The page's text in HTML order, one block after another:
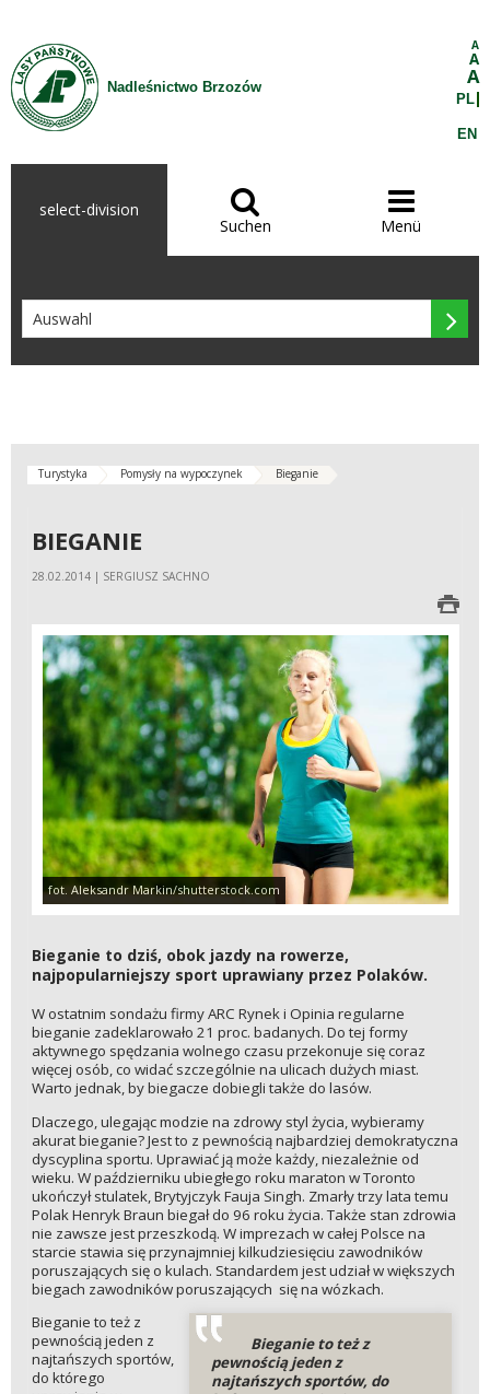
Nadleśnictwo Brzozów
A
A
A
PL
EN
select-division 
Suchen

Menü

Turystyka Pomysły na wypoczynek Bieganie
BIEGANIE
28.02.2014 | SERGIUSZ SACHNO
fot. Aleksandr Markin/shutterstock.com
Bieganie to dziś, obok jazdy na rowerze,
najpopularniejszy sport uprawiany przez Polaków.
W ostatnim sondażu firmy ARC Rynek i Opinia regularne
bieganie zadeklarowało 21 proc. badanych. Do tej formy
aktywnego spędzania wolnego czasu przekonuje się coraz
więcej osób, co widać szczególnie na ulicach dużych miast.
Warto jednak, by biegacze dobiegli także do lasów.
Dlaczego, ulegając modzie na zdrowy styl życia, wybieramy
akurat bieganie? Jest to z pewnością najbardziej demokratyczna
dyscyplina sportu. Uprawiać ją może każdy, niezależnie od
wieku. W październiku ubiegłego roku maraton w Toronto
ukończył stulatek, Brytyjczyk Fauja Singh. Zmarły trzy lata temu
Polak Henryk Braun biegał do 96 roku życia. Także stan zdrowia
nie zawsze jest przeszkodą. W imprezach w całej Polsce na
starcie stawia się przynajmniej kilkudziesięciu zawodników
poruszających się o kulach. Standardem jest udział w większych
biegach zawodników poruszających się na wózkach.
Bieganie to też z
pewnością jeden z
najtańszych sportów, do
Bieganie to też z
pewnością jeden z
najtańszych sportów,
do którego